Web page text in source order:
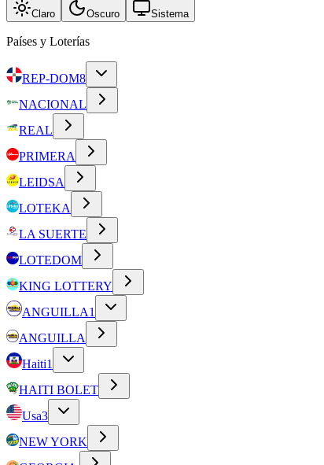
Claro Oscuro Sistema
Países y Loterías
REP-DOM8
NACIONAL
REAL
PRIMERA
LEIDSA
LOTEKA
LA SUERTE
LOTEDOM
KING LOTTERY
ANGUILLA1
ANGUILLA
Haiti1
HAITI BOLET
Usa3
NEW YORK